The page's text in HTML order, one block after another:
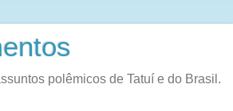
polêmicos de Tatuí e do Brasil.